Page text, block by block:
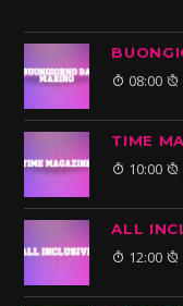
08:00
TIME
10:00
ALL
12:00